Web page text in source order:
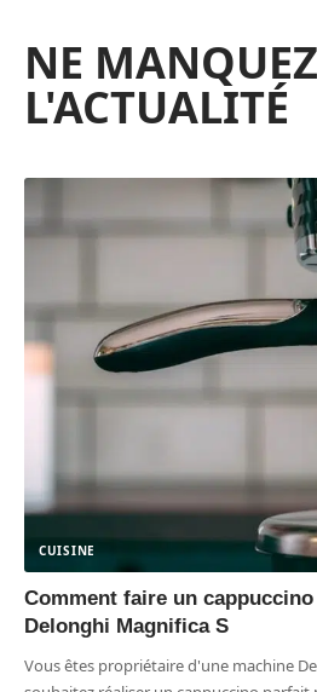
NE
L'ACTUALITÉ
CUISINE
Comment faire un
Delonghi Magnifica S
Vous êtes propriétaire d'une machine